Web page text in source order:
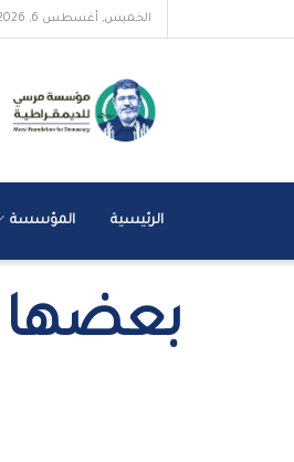
الخميس, أغسطس 6, 2026
الرئيسية المؤسسة
بعضها لا